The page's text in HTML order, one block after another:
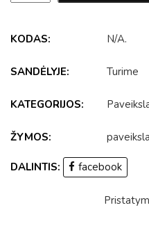
KODAS: N/A.
SANDĖLYJE: Turime
KATEGORIJOS:
ŽYMOS:
DALINTIS: facebook